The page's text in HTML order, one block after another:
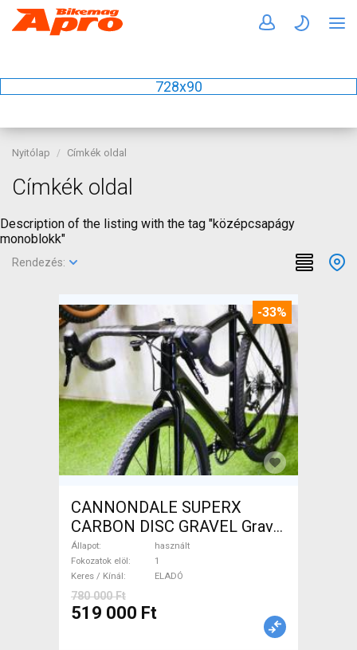
728x90
Nyitólap Címkék oldal
Címkék oldal
Description of the listing with the tag "középcsapágy
monoblokk"
Rendezés:
-33%
CANNONDALE SUPERX
CARBON DISC GRAVEL Gravel
/ CX tárcsafék használt
ELADÓ
Állapot
használt
Fokozatok elöl
1
Keres / Kínál
ELADÓ
780 000 Ft
519 000 Ft